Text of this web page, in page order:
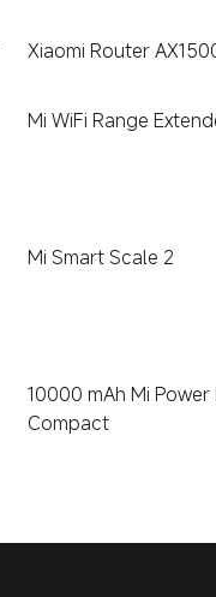
Xiaomi Router
Mi WiFi Range
Mi Smart Scale 2
10000 mAh Mi
Compact